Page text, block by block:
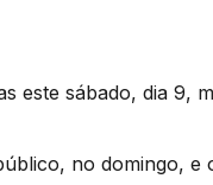
este sábado, dia 9,
no domingo, e